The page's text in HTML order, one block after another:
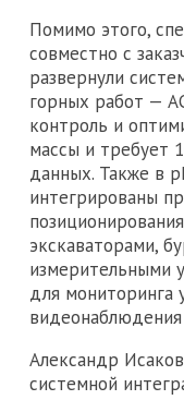
Помимо этого,
совместно с
развернули
горных работ —
контроль и
массы и требует
данных. Также в
интегрированы
экскаваторами,
измерительными
для мониторинга
Александр
системной